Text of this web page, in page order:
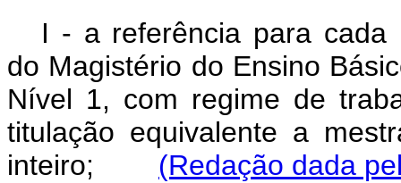
I - a referência para cada
do Magistério do Ensino
Nível 1, com regime de
titulação equivalente a
inteiro;
(Redação dada